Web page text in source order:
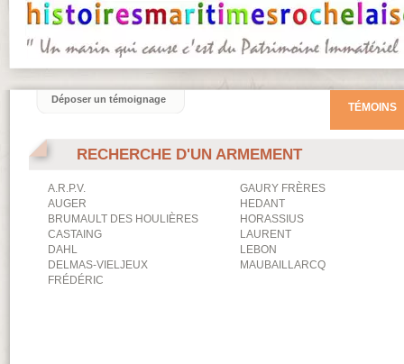
RECHERCHE D'UN ARMEMENT
A.R.P.V.
GAURY FRÈRES
AUGER
HEDANT
BRUMAULT DES HOULIÈRES
HORASSIUS
CASTAING
LAURENT
DAHL
LEBON
DELMAS-VIELJEUX
MAUBAILLARCQ
FRÉDÉRIC
TÉMOINS
Déposer un témoignage